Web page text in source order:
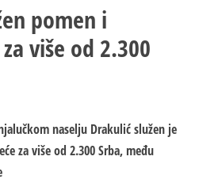
pomen i
više od 2.300
naselju Drakulić služen je
za više od 2.300 Srba, među